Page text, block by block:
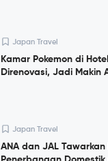
Japan Travel
Kamar Pokemon di
Direnovasi, Jadi Makin
Japan Travel
ANA dan JAL Tawarkan